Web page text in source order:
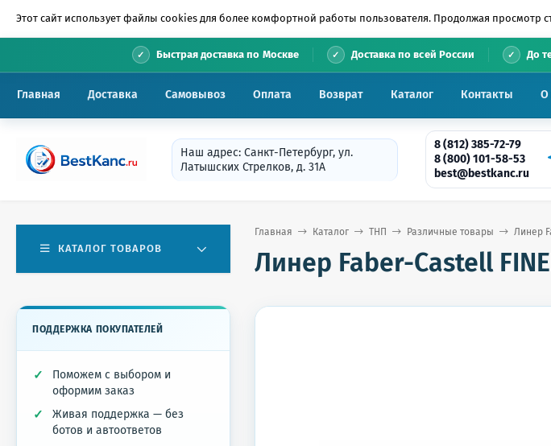
Этот сайт использует файлы cookies для более комфортной работы пользователя. Продолжая просмотр
Быстрая доставка по Москве Доставка по всей России До
Главная Доставка Самовывоз Оплата Возврат Каталог Контакты О
Наш адрес: Санкт-Петербург, ул.
Латышских Стрелков, д. 31А
8 (812) 385-72-79
8 (800) 101-58-53
best@bestkanc.ru
Главная Каталог ТНП Различные товары Линер
Линер Faber-Castell
КАТАЛОГ ТОВАРОВ
ПОДДЕРЖКА ПОКУПАТЕЛЕЙ
Поможем с выбором и
оформим заказ
Живая поддержка — без
ботов и автоответов